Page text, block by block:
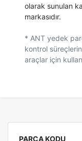
olarak sunulan
markasıdır.
* ANT yedek
kontrol
araçlar için
PARÇA KODU